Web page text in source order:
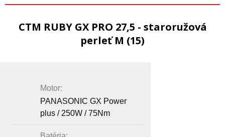
CTM RUBY GX PRO 27,5 - staroružová
perleť M (15)
Motor:
PANASONIC GX Power
plus / 250W / 75Nm